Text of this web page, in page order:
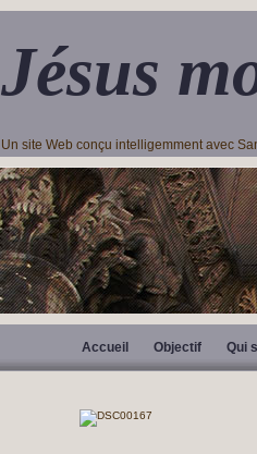
Jésus
Un site Web conçu intelligemment avec
Accueil Objectif Qui